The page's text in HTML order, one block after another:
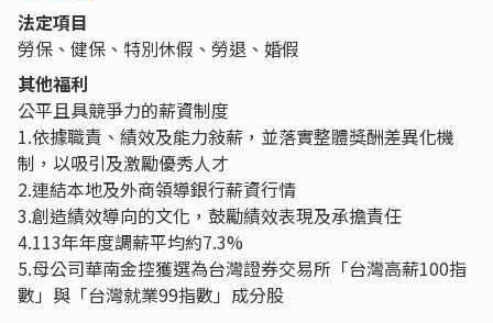
法定項目
勞保、健保、特別休假、勞退、婚假
其他福利
公平且具競爭力的薪資制度
1.依據職責、績效及能力敍薪，並落實整體獎酬差異化機
制，以吸引及激勵優秀人才
2.連結本地及外商領導銀行薪資行情
3.創造績效導向的文化，鼓勵績效表現及承擔責任
4.113年年度調薪平均約7.3%
5.母公司華南金控獲選為台灣證券交易所「台灣高薪100指
數」與「台灣就業99指數」成分股